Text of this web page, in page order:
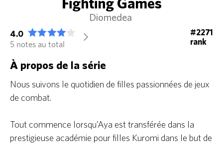
Diomedea
4.0
5 notes au total
arrow_forward_ios
#2271
rank
À propos de la série
Nous suivons le quotidien de filles passionnées de jeux
de combat.
Tout commence lorsqu’Aya est transférée dans la
prestigieuse académie pour filles Kuromi dans le but de